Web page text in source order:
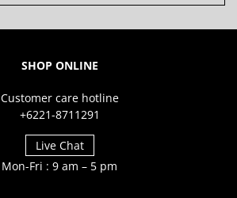
SHOP ONLINE
Customer care hotline
+6221-8711291
Live Chat
Mon-Fri : 9 am – 5 pm